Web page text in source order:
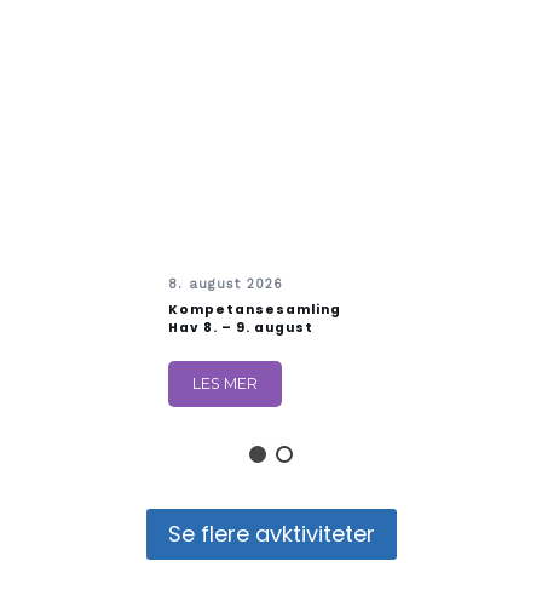
8. august 2026
Kompetansesamling
Hav 8. – 9. august
LES MER
Se flere avktiviteter